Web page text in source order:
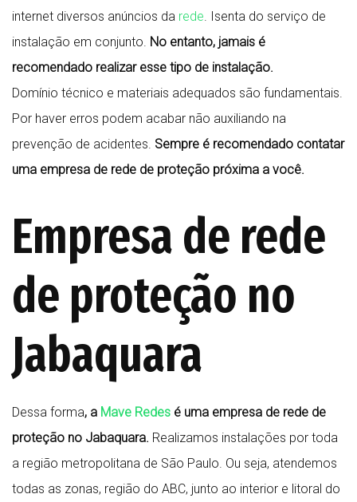
internet diversos anúncios da rede . Isenta do serviço de
instalação em conjunto. No entanto, jamais é
recomendado realizar esse tipo de instalação.
Domínio técnico e materiais adequados são fundamentais.
Por haver erros podem acabar não auxiliando na
prevenção de acidentes. Sempre é recomendado contatar
uma empresa de rede de proteção próxima a você.
Empresa de rede
de proteção no
Jabaquara
Dessa forma, a Mave Redes é uma empresa de rede de
proteção no Jabaquara. Realizamos instalações por toda
a região metropolitana de São Paulo. Ou seja, atendemos
todas as zonas, região do ABC, junto ao interior e litoral do